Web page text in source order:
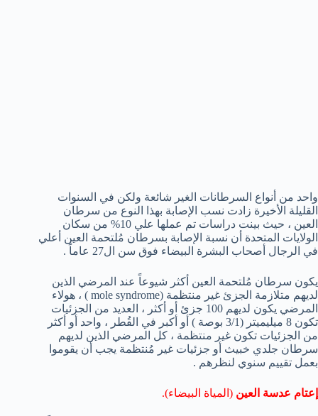
واحد من أنواع السرطانات الغير شائعة ولكن في السنوات
القليلة الأخيرة زادت نسب الإصابة بهذا النوع من سرطان
العين ، حيث بينت دراسات تم عملها علي 10% من سكان
الولايات المتحدة أن نسبة الإصابة بسرطان مُلتحمة العين أعلي
في الرجال أصحاب البشرة البيضاء فوق سن ال27 عاماً .
يكون سرطان مُلتحمة العين أكثر شيوعاً عند المرضي الذين
لديهم متلازمة الجزئ غير منتظمة (mole syndrome ) ، هولاء
المرضي يكون لديهم 100 جزئ أو أكثر ، العديد من الجزئيات
تكون 8 ميليميتر (3/1 بوصة ) أو أكبر في القُطر ، واحد أو أكثر
من الجزئيات تكون غير منتظمة ، كل المرضي الذين لديهم
سرطان جلدي خبيث أو جزئيات غير مُنتظمة يجب أن يقوموا
بعمل تقييم سنوي لنظرهم .
إعتام عدسة العين (المياة البيضاء).